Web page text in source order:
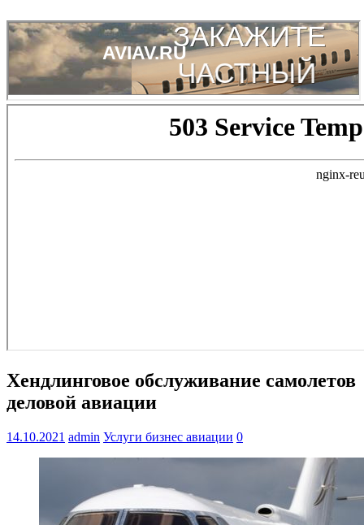
Хендлинговое обслуживание самолетов
деловой авиации
14.10.2021 admin Услуги бизнес авиации 0